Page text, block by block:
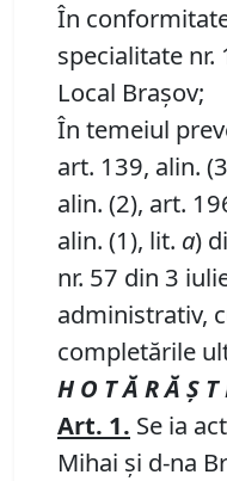
În
specialitate nr.
Local Brașov;
În temeiul
art. 139, alin.
alin. (2), art.
alin. (1), lit. a)
nr. 57 din 3
administrativ,
completările
H O T Ă R Ă Ş T
Art. 1. Se ia
Mihai și d-na